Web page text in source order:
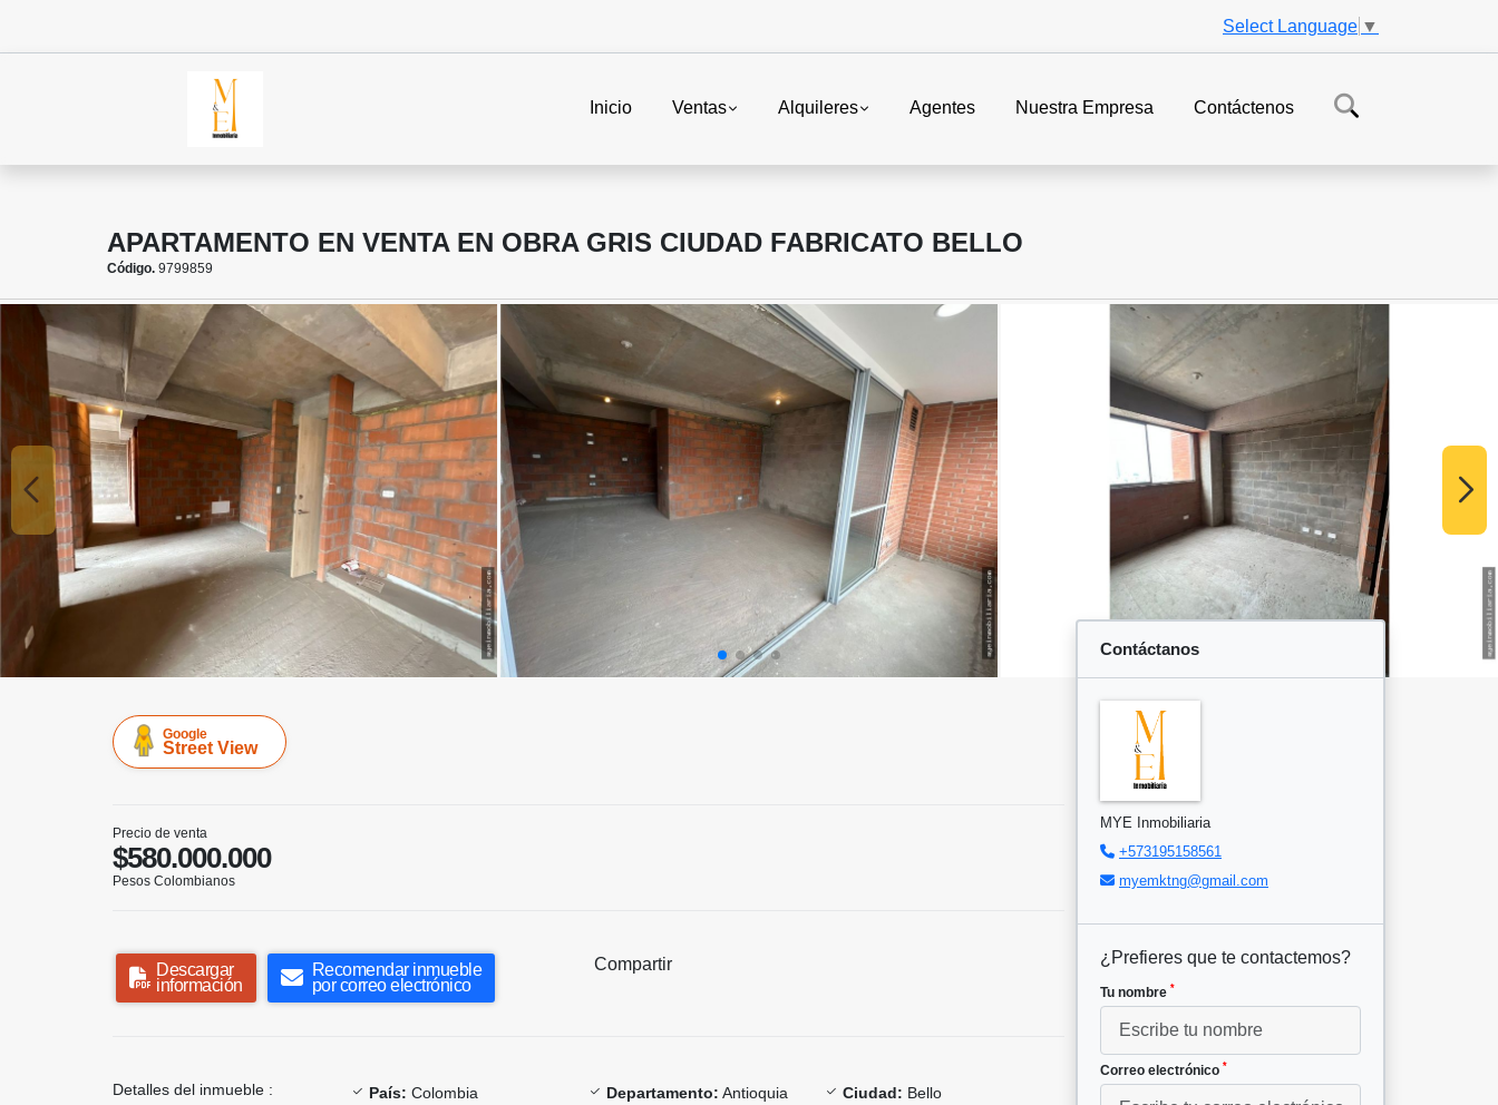
Select Language ▼
Inicio Ventas Alquileres Agentes Nuestra Empresa Contáctenos
APARTAMENTO EN VENTA EN OBRA GRIS CIUDAD FABRICATO BELLO
Código. 9799859
Google
Street View
Precio de venta
$580.000.000
Pesos Colombianos
Descargar
información
Recomendar inmueble
por correo electrónico
Compartir
Detalles del inmueble : País: Colombia Departamento: Antioquia Ciudad: Bello
Contáctanos
MYE Inmobiliaria
+573195158561
myemktng@gmail.com
¿Prefieres que te contactemos?
Tu nombre *
Correo electrónico *